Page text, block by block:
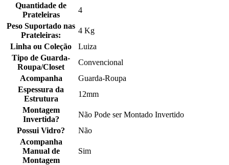
Quantidade de
Prateleiras
4
Peso Suportado nas
Prateleiras:
4 Kg
Linha ou Coleção
Luiza
Tipo de Guarda-
Roupa/Closet
Convencional
Acompanha
Guarda-Roupa
Espessura da
Estrutura
12mm
Montagem
Invertida?
Não Pode ser Montado Invertido
Possui Vidro?
Não
Acompanha
Manual de
Montagem
Sim